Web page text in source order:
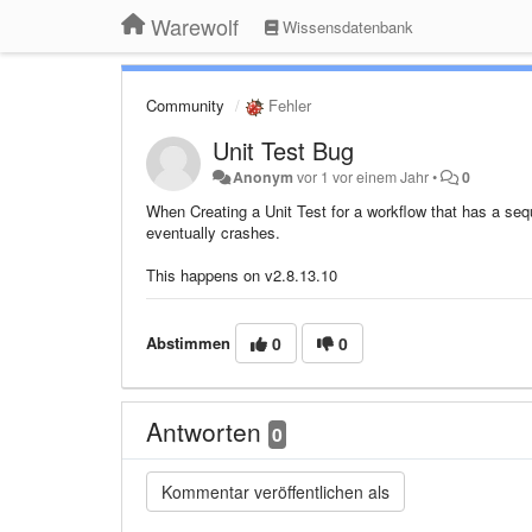
Warewolf Wissensdatenbank
Community Fehler
Unit Test Bug
Anonym vor 1 vor einem Jahr• 0
When Creating a Unit Test for a workflow that has a
eventually crashes.
This happens on v2.8.13.10
Abstimmen 0 0
Antworten 0